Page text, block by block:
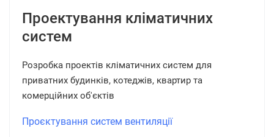
Проектування кліматичних
систем
Розробка проектів кліматичних систем для
приватних будинків, котеджів, квартир та
комерційних об'єктів
Проєктування систем вентиляції